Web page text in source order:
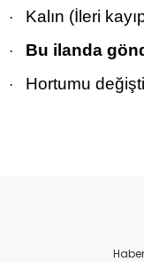
· Kalın (İleri
· Bu ilanda
· Hortumu
Ürün resmi
Ürün